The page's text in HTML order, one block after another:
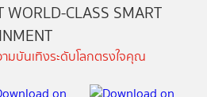
WORLD-CLASS SMART
มบันเทิงระดับโลกตรงใจคุณ